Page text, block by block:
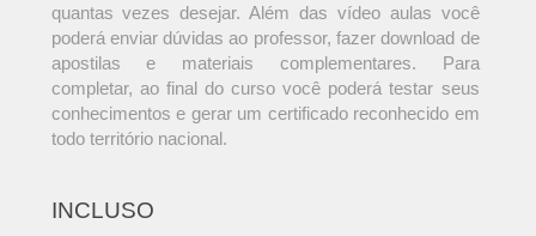
quantas vezes desejar. Além das vídeo aulas você
poderá enviar dúvidas ao professor, fazer download de
apostilas e materiais complementares. Para
completar, ao final do curso você poderá testar seus
conhecimentos e gerar um certificado reconhecido em
todo território nacional.
INCLUSO